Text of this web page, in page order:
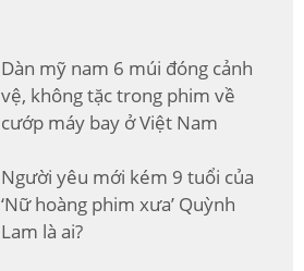
Dàn mỹ nam 6 múi đóng cảnh
vệ, không tặc trong phim về
cướp máy bay ở Việt Nam
Người yêu mới kém 9 tuổi của
‘Nữ hoàng phim xưa’ Quỳnh
Lam là ai?